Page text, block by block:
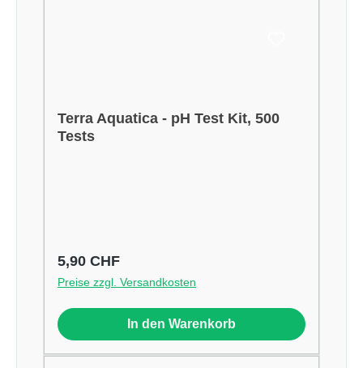
Terra Aquatica - pH Test Kit, 500
Tests
Regulärer Preis:
5,90 CHF
Preise zzgl. Versandkosten
In den Warenkorb